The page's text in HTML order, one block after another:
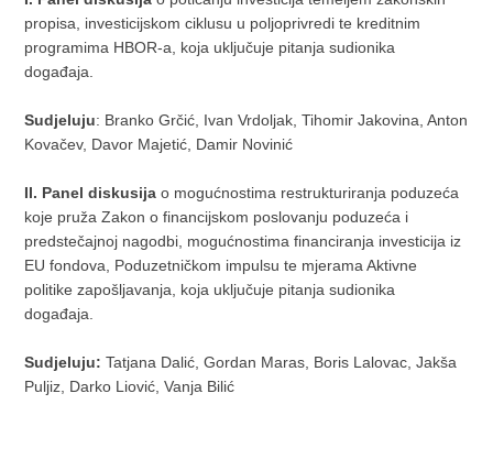
propisa, investicijskom ciklusu u poljoprivredi te kreditnim
programima HBOR-a, koja uključuje pitanja sudionika
događaja.
Sudjeluju: Branko Grčić, Ivan Vrdoljak, Tihomir Jakovina, Anton
Kovačev, Davor Majetić, Damir Novinić
II. Panel diskusija o mogućnostima restrukturiranja poduzeća
koje pruža Zakon o financijskom poslovanju poduzeća i
predstečajnoj nagodbi, mogućnostima financiranja investicija iz
EU fondova, Poduzetničkom impulsu te mjerama Aktivne
politike zapošljavanja, koja uključuje pitanja sudionika
događaja.
Sudjeluju: Tatjana Dalić, Gordan Maras, Boris Lalovac, Jakša
Puljiz, Darko Liović, Vanja Bilić